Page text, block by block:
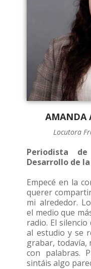
AMANDA
Locutora
Periodista
Desarrollo de
Empecé en la
querer
mi alrededor.
el medio que
radio. El
al estudio y se
grabar, todavía,
con palabras.
sintáis algo